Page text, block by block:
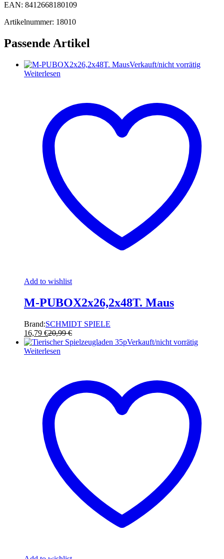
EAN: 8412668180109
Artikelnummer: 18010
Passende Artikel
Verkauft/nicht vorrätig
Weiterlesen
Add to wishlist
M-PUBOX2x26,2x48T. Maus
Brand:SCHMIDT SPIELE
16,79 €20,99€
Verkauft/nicht vorrätig
Weiterlesen